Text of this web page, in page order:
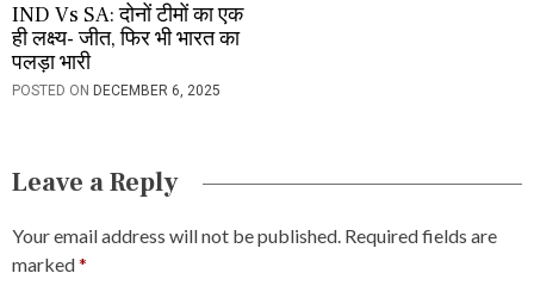
IND Vs SA: दोनों टीमों का एक
ही लक्ष्य- जीत, फिर भी भारत का
पलड़ा भारी
POSTED ON DECEMBER 6, 2025
Leave a Reply
Your email address will not be published. Required fields are
marked*